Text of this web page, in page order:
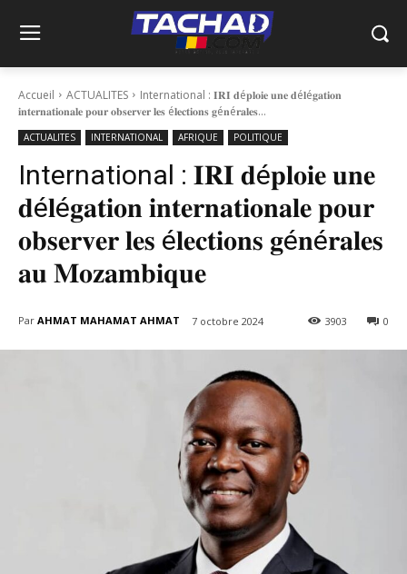
Accueil ACTUALITES
International : 𝐈𝐑𝐈 𝐝é𝐩𝐥𝐨𝐢𝐞 𝐮𝐧𝐞 𝐝é𝐥é𝐠𝐚𝐭𝐢𝐨𝐧
𝐢𝐧𝐭𝐞𝐫𝐧𝐚𝐭𝐢𝐨𝐧𝐚𝐥𝐞 𝐩𝐨𝐮𝐫 𝐨𝐛𝐬𝐞𝐫𝐯𝐞𝐫 𝐥𝐞𝐬 é𝐥𝐞𝐜𝐭𝐢𝐨𝐧𝐬 𝐠é𝐧é𝐫𝐚𝐥𝐞𝐬...
ACTUALITES INTERNATIONAL AFRIQUE POLITIQUE
International : 𝐈𝐑𝐈 𝐝é𝐩𝐥𝐨𝐢𝐞 𝐮𝐧𝐞
𝐝é𝐥é𝐠𝐚𝐭𝐢𝐨𝐧 𝐢𝐧𝐭𝐞𝐫𝐧𝐚𝐭𝐢𝐨𝐧𝐚𝐥𝐞 𝐩𝐨𝐮𝐫
𝐨𝐛𝐬𝐞𝐫𝐯𝐞𝐫 𝐥𝐞𝐬 é𝐥𝐞𝐜𝐭𝐢𝐨𝐧𝐬 𝐠é𝐧é𝐫𝐚𝐥𝐞𝐬
𝐚𝐮 𝐌𝐨𝐳𝐚𝐦𝐛𝐢𝐪𝐮𝐞
Par AHMAT MAHAMAT AHMAT 7 octobre 2024 0
3903